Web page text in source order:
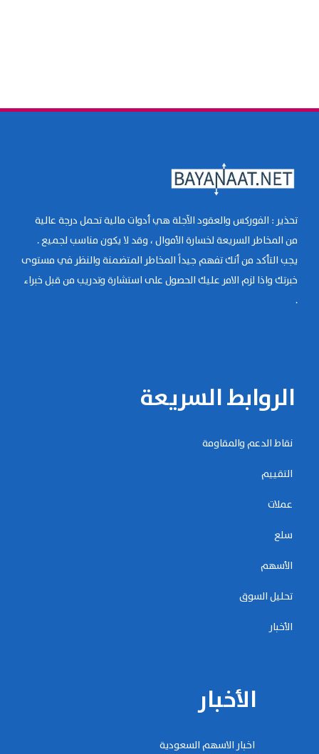
تحذير : الفوركس والعقود الآجلة هي أدوات مالية تحمل درجة عالية
من المخاطر السريعة لخسارة الأموال ، وقد لا يكون مناسب لجميع .
يجب التأكد من أنك تفهم جيداً المخاطر المتضمنة والنظر في مستوى
خبرتك واذا لزم الامر عليك الحصول على استشارة وتدريب من قبل خبراء
.
الروابط السريعة
نقاط الدعم والمقاومة
التقييم
عملات
سلع
الأسهم
تحليل السوق
الأخبار
الأخبار
اخبار الاسهم السعودية